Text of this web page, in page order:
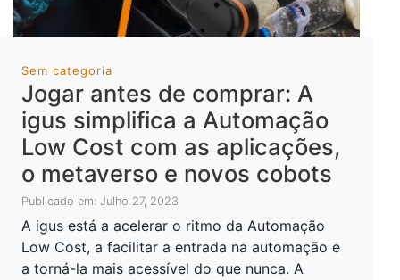
Sem categoria
Jogar antes de comprar: A
igus simplifica a Automação
Low Cost com as aplicações,
o metaverso e novos cobots
Publicado em: Julho 27, 2023
A igus está a acelerar o ritmo da Automação
Low Cost, a facilitar a entrada na automação e
a torná-la mais acessível do que nunca. A